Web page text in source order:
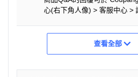
心(右下角人像) > 客服中心 >
查看全部